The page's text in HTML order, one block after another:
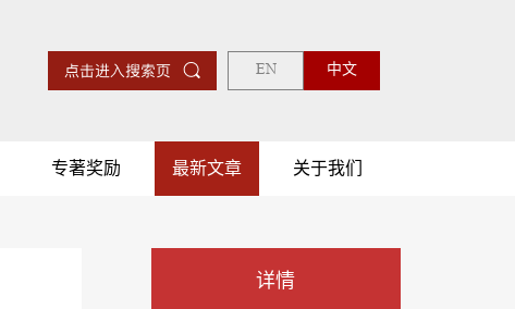
EN 中文
专著奖励 最新文章 关于我们
详情